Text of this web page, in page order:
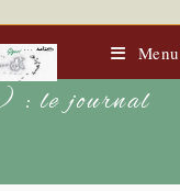
Menu
: le journal